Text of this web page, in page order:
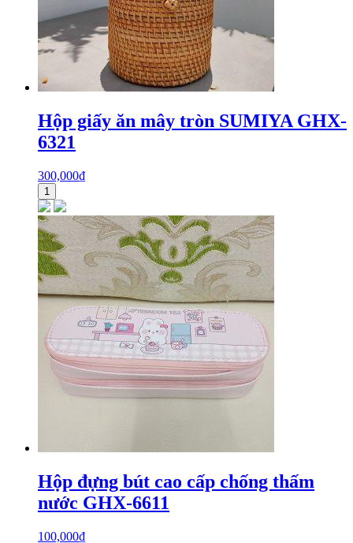
Hộp giấy ăn mây tròn SUMIYA GHX-
6321
300,000₫
1
Hộp đựng bút cao cấp chống thấm
nước GHX-6611
100,000₫